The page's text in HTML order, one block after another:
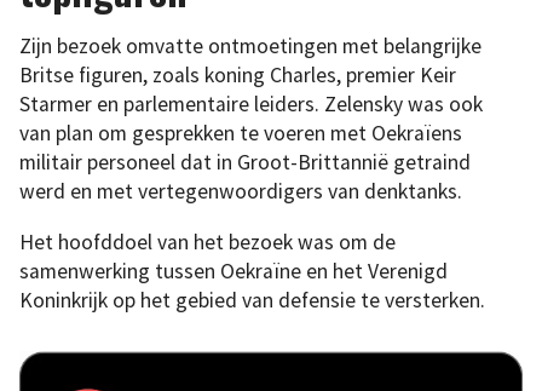
Zijn bezoek omvatte ontmoetingen met belangrijke
Britse figuren, zoals koning Charles, premier Keir
Starmer en parlementaire leiders. Zelensky was ook
van plan om gesprekken te voeren met Oekraïens
militair personeel dat in Groot-Brittannië getraind
werd en met vertegenwoordigers van denktanks.
Het hoofddoel van het bezoek was om de
samenwerking tussen Oekraïne en het Verenigd
Koninkrijk op het gebied van defensie te versterken.